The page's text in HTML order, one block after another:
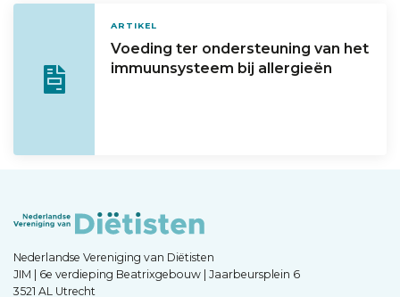
ARTIKEL
Voeding ter ondersteuning van het
immuunsysteem bij allergieën
Nederlandse Vereniging van Diëtisten
JIM | 6e verdieping Beatrixgebouw | Jaarbeursplein 6
3521 AL Utrecht